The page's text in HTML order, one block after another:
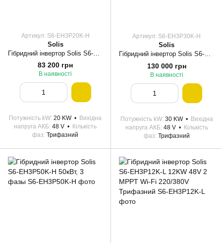
Артикул: S6-EH3P20K-H
Solis
83 200 грн
В наявності
Потужність kW 20 KW
Вихідна
напруга АКБ 48 V
Кількість
фаз Трифазний
Артикул: S6-EH3P30K-H
Solis
130 000 грн
В наявності
Потужність kW 30 KW
Вихідна
напруга АКБ 48 V
Кількість
фаз Трифазний